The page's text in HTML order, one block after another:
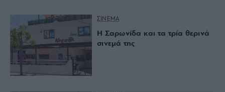
ΣΙΝΕΜΑ
Η Σαρωνίδα και τα τρία θερινά
σινεμά της